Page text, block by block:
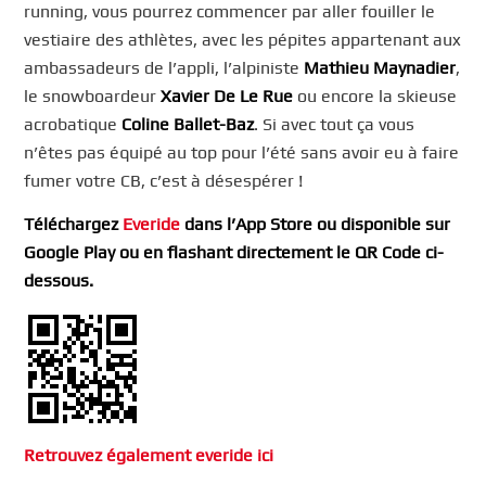
running, vous pourrez commencer par aller fouiller le
vestiaire des athlètes, avec les pépites appartenant aux
ambassadeurs de l’appli, l’alpiniste Mathieu Maynadier,
le snowboardeurXavier De Le Rue ou encore la skieuse
acrobatique Coline Ballet-Baz. Si avec tout ça vous
n’êtes pas équipé au top pour l’été sans avoir eu à faire
fumer votre CB, c’est à désespérer !
Téléchargez Everide dans l’App Store ou disponible sur
Google Play ou en flashant directement le QR Code ci-
dessous.
Retrouvez également everide ici